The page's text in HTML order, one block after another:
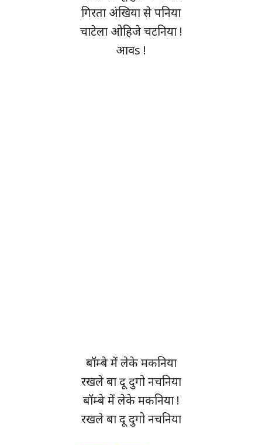
गिरता अंखिया से पनिया
चाटेला ओहिजे चटनिया !
आवs !
बॉम्बे में लेके मकनिया
रखले बा दू दुगो नचनिया
बॉम्बे में लेके मकनिया !
रखले बा दू दुगो नचनिया